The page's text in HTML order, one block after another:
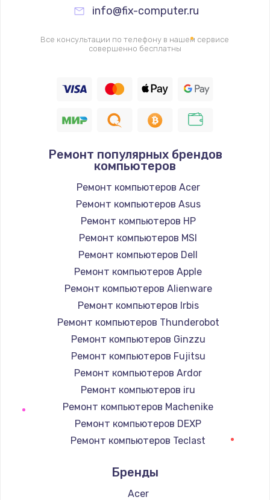
Заказать
Настройка программного обеспечения
3300 руб.
Прошивка устройства (без сохранения данных)
550 руб.
Заказать
Замена лотка Flash
750 руб.
Заказать
Замена лотка SIM
790 руб.
Заказать
Замена северного моста
2300 руб.
Заказать
Восстановление данных
Заказать
info@fix-computer.ru
Все консультации по телефону в нашем сервисе
совершенно бесплатны
Ремонт популярных брендов
компьютеров
Ремонт компьютеров Acer
Ремонт компьютеров Asus
Ремонт компьютеров HP
Ремонт компьютеров MSI
Ремонт компьютеров Dell
Ремонт компьютеров Apple
Ремонт компьютеров Alienware
Ремонт компьютеров Irbis
Ремонт компьютеров Thunderobot
Ремонт компьютеров Ginzzu
Ремонт компьютеров Fujitsu
Ремонт компьютеров Ardor
Ремонт компьютеров iru
Ремонт компьютеров Machenike
Ремонт компьютеров DEXP
Ремонт компьютеров Teclast
Ремонт компьютеров Beelink
Ремонт компьютеров CHUWI
Бренды
Acer